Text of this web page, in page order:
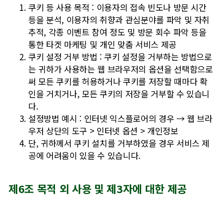
쿠키 등 사용 목적 : 이용자의 접속 빈도나 방문 시간
등을 분석, 이용자의 취향과 관심분야를 파악 및 자취
추적, 각종 이벤트 참여 정도 및 방문 회수 파악 등을
통한 타겟 마케팅 및 개인 맞춤 서비스 제공
쿠키 설정 거부 방법 : 쿠키 설정을 거부하는 방법으로
는 귀하가 사용하는 웹 브라우저의 옵션을 선택함으로
써 모든 쿠키를 허용하거나 쿠키를 저장할 때마다 확
인을 거치거나, 모든 쿠키의 저장을 거부할 수 있습니
다.
설정방법 예시 : 인터넷 익스플로어의 경우 → 웹 브라
우저 상단의 도구 > 인터넷 옵션 > 개인정보
단, 귀하께서 쿠키 설치를 거부하였을 경우 서비스 제
공에 어려움이 있을 수 있습니다.
제6조 목적 외 사용 및 제3자에 대한 제공